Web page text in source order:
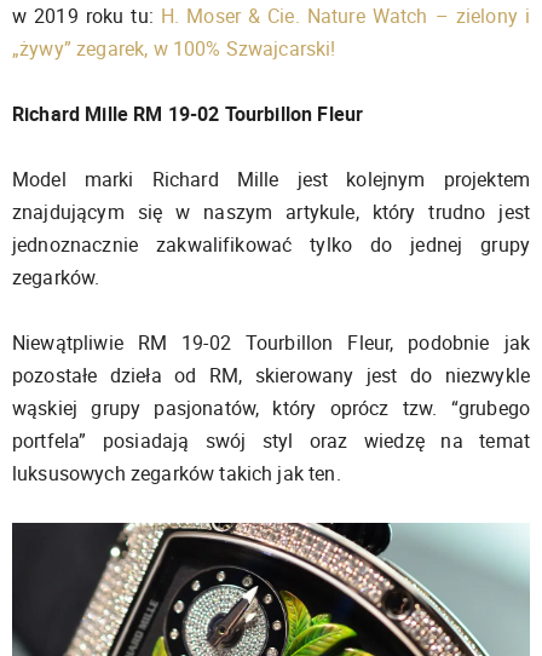
w 2019 roku tu: H. Moser & Cie. Nature Watch – zielony i
„żywy” zegarek, w 100% Szwajcarski!
Richard Mille RM 19-02 Tourbillon Fleur
Model marki Richard Mille jest kolejnym projektem
znajdującym się w naszym artykule, który trudno jest
jednoznacznie zakwalifikować tylko do jednej grupy
zegarków.
Niewątpliwie RM 19-02 Tourbillon Fleur, podobnie jak
pozostałe dzieła od RM, skierowany jest do niezwykle
wąskiej grupy pasjonatów, który oprócz tzw. “grubego
portfela” posiadają swój styl oraz wiedzę na temat
luksusowych zegarków takich jak ten.